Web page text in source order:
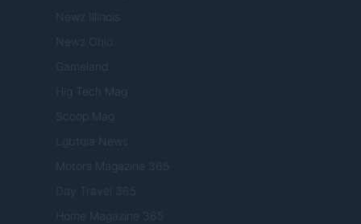
Newz Illinois
Newz Ohio
Gameland
Hig Tech Mag
Scoop Mag
Lgbtqia News
Motors Magazine 365
Day Travel 365
Home Magazine 365